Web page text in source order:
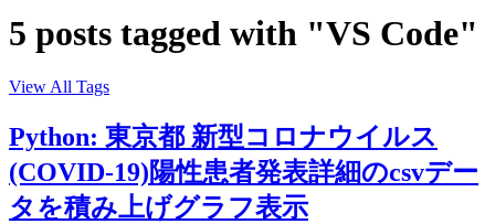
5 posts tagged with "VS Code"
View All Tags
Python: 東京都 新型コロナウイルス
(COVID-19)陽性患者発表詳細のcsvデー
タを積み上げグラフ表示